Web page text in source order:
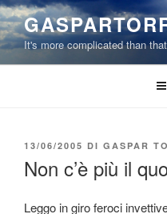
Salta
al
contenutoIt's more complicated than
PUBBLICATO
13/06/2005 DI GASPAR
Non c’è più il
Leggo in giro feroci